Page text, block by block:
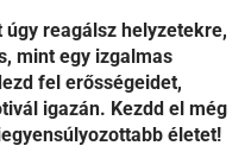
reagálsz helyzetekre,
mint egy izgalmas
fel erősségeidet,
igazán. Kezdd el még
életet!